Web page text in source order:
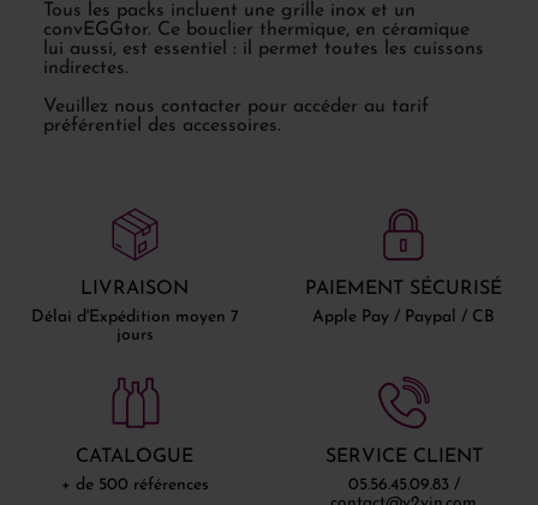
Tous les packs incluent une grille inox et un
convEGGtor. Ce bouclier thermique, en céramique
lui aussi, est essentiel : il permet toutes les cuissons
indirectes.
Veuillez nous contacter pour accéder au tarif
préférentiel des accessoires.
LIVRAISON
Délai d'Expédition moyen 7
jours
PAIEMENT SÉCURISÉ
Apple Pay / Paypal / CB
CATALOGUE
+ de 500 références
SERVICE CLIENT
05.56.45.09.83 /